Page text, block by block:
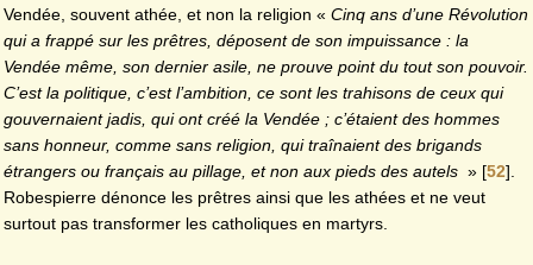
Vendée, souvent athée, et non la religion « Cinq ans d’une Révolution
qui a frappé sur les prêtres, déposent de son impuissance : la
Vendée même, son dernier asile, ne prouve point du tout son pouvoir.
C’est la politique, c’est l’ambition, ce sont les trahisons de ceux qui
gouvernaient jadis, qui ont créé la Vendée ; c’étaient des hommes
sans honneur, comme sans religion, qui traînaient des brigands
étrangers ou français au pillage, et non aux pieds des autels » [52]
Robespierre dénonce les prêtres ainsi que les athées et ne veut
surtout pas transformer les catholiques en martyrs.